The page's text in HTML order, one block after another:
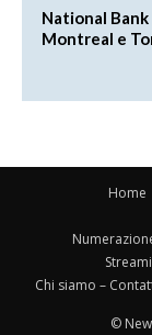
National Bank
Montreal e
Home
Chi siamo –
©